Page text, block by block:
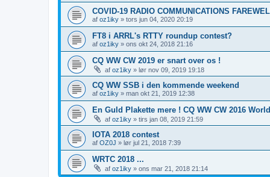
COVID-19 RADIO COMMUNICATIONS
af oz1iky » tors jun 04, 2020 20:19
FT8 i ARRL's RTTY roundup contest?
af oz1iky » ons okt 24, 2018 21:16
CQ WW CW 2019 er snart over os !
af oz1iky » lør nov 09, 2019 19:18
CQ WW SSB i den kommende weekend
af oz1iky » man okt 21, 2019 12:38
En Guld Plakette mere ! CQ WW CW 2016
af oz1iky » tirs jan 08, 2019 21:59
IOTA 2018 contest
af OZ0J » lør jul 21, 2018 7:39
WRTC 2018 ...
af oz1iky » ons mar 21, 2018 21:14